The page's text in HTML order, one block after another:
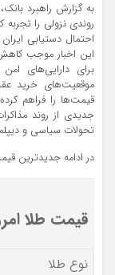
روندی نزولی را تجربه
احتمال دستیابی
این اخبار موجب
برای دارایی‌های
موقعیت‌های خرید
قیمت‌ها را فراهم
جدیدی از روند
تحولات سیاسی و
در ادامه جدیدترین
قیمت طلا امروز
نوع طلا